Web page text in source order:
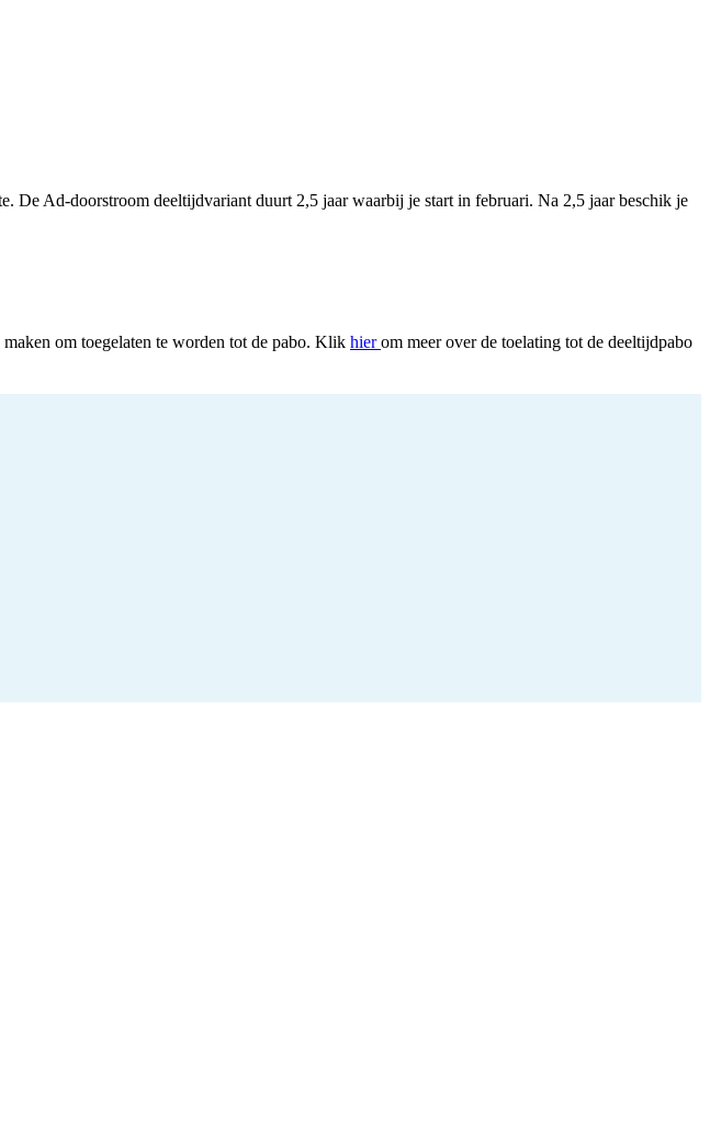
De Ad-doorstroom deeltijdvariant duurt 2,5 jaar waarbij je start in februari. Na 2,5 jaar beschik je
om toegelaten te worden tot de pabo. Klik hierom meer over de toelating tot de deeltijdpabo